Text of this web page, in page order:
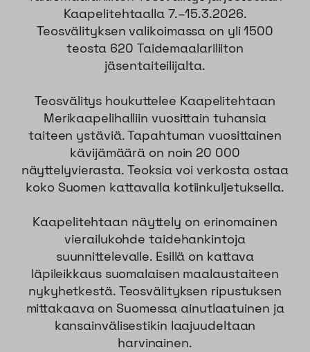
Kaapelitehtaalla 7.–15.3.2026.
Teosvälityksen valikoimassa on yli 1500
teosta 620 Taidemaalariliiton
jäsentaiteilijalta.
Teosvälitys houkuttelee Kaapelitehtaan
Merikaapelihalliin vuosittain tuhansia
taiteen ystäviä. Tapahtuman vuosittainen
kävijämäärä on noin 20 000
näyttelyvierasta. Teoksia voi verkosta ostaa
koko Suomen kattavalla kotiinkuljetuksella.
Kaapelitehtaan näyttely on erinomainen
vierailukohde taidehankintoja
suunnittelevalle. Esillä on kattava
läpileikkaus suomalaisen maalaustaiteen
nykyhetkestä. Teosvälityksen ripustuksen
mittakaava on Suomessa ainutlaatuinen ja
kansainvälisestikin laajuudeltaan
harvinainen.